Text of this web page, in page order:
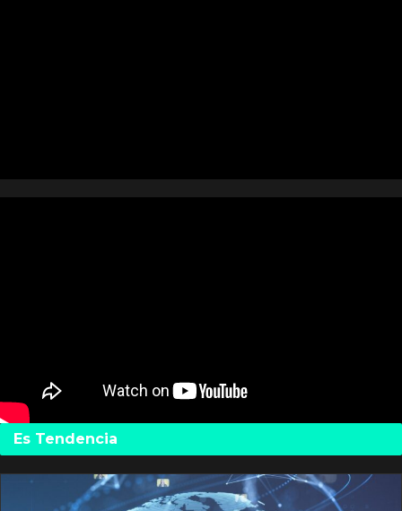
Es Tendencia